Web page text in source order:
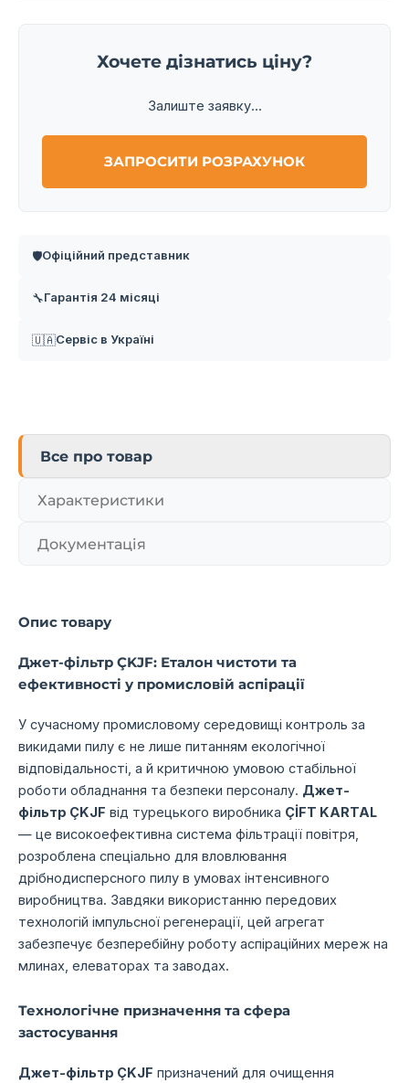
Хочете дізнатись ціну?
Залиште заявку...
ЗАПРОСИТИ РОЗРАХУНОК
🛡️Офіційний представник
🔧Гарантія 24 місяці
🇺🇦Сервіс в Україні
Все про товар
Характеристики
Документація
Опис товару
Джет-фільтр ÇKJF: Еталон чистоти та
ефективності у промисловій аспірації
У сучасному промисловому середовищі контроль за
викидами пилу є не лише питанням екологічної
відповідальності, а й критичною умовою стабільної
роботи обладнання та безпеки персоналу. Джет-
фільтр ÇKJF від турецького виробника ÇİFT KARTAL
— це високоефективна система фільтрації повітря,
розроблена спеціально для вловлювання
дрібнодисперсного пилу в умовах інтенсивного
виробництва. Завдяки використанню передових
технологій імпульсної регенерації, цей агрегат
забезпечує безперебійну роботу аспіраційних мереж на
млинах, елеваторах та заводах.
Технологічне призначення та сфера
застосування
Джет-фільтр ÇKJF призначений для очищення